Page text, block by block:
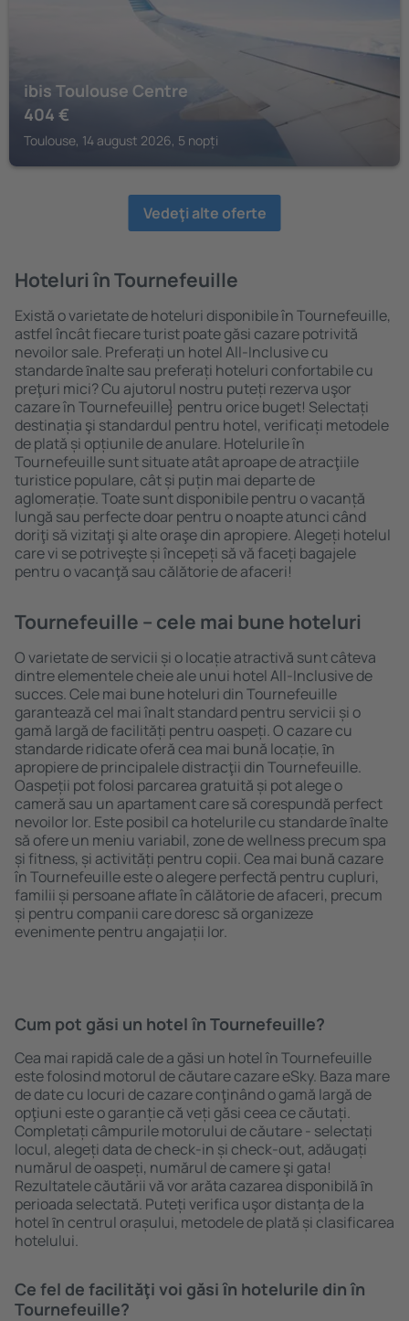
ibis Toulouse Centre
404 €
Toulouse, 14 august 2026, 5 nopți
Vedeţi alte oferte
Hoteluri în Tournefeuille
Există o varietate de hoteluri disponibile în Tournefeuille,
astfel încât fiecare turist poate găsi cazare potrivită
nevoilor sale. Preferați un hotel All-Inclusive cu
standarde ȋnalte sau preferați hoteluri confortabile cu
preţuri mici? Cu ajutorul nostru puteți rezerva uşor
cazare în Tournefeuille} pentru orice buget! Selectați
destinația şi standardul pentru hotel, verificați metodele
de plată și opțiunile de anulare. Hotelurile în
Tournefeuille sunt situate atât aproape de atracţiile
turistice populare, cât și puțin mai departe de
aglomerație. Toate sunt disponibile pentru o vacanță
lungă sau perfecte doar pentru o noapte atunci când
doriţi să vizitaţi şi alte oraşe din apropiere. Alegeți hotelul
care vi se potriveşte și începeți să vă faceți bagajele
pentru o vacanţă sau călătorie de afaceri!
Tournefeuille – cele mai bune hoteluri
O varietate de servicii și o locație atractivă sunt câteva
dintre elementele cheie ale unui hotel All-Inclusive de
succes. Cele mai bune hoteluri din Tournefeuille
garantează cel mai înalt standard pentru servicii și o
gamă largă de facilități pentru oaspeți. O cazare cu
standarde ridicate oferă cea mai bună locație, ȋn
apropiere de principalele distracţii din Tournefeuille.
Oaspeții pot folosi parcarea gratuită și pot alege o
cameră sau un apartament care să corespundă perfect
nevoilor lor. Este posibil ca hotelurile cu standarde ȋnalte
să ofere un meniu variabil, zone de wellness precum spa
și fitness, și activități pentru copii. Cea mai bună cazare
în Tournefeuille este o alegere perfectă pentru cupluri,
familii și persoane aflate în călătorie de afaceri, precum
și pentru companii care doresc să organizeze
evenimente pentru angajații lor.
Cum pot găsi un hotel în Tournefeuille?
Cea mai rapidă cale de a găsi un hotel în Tournefeuille
este folosind motorul de căutare cazare eSky. Baza mare
de date cu locuri de cazare conţinând o gamă largă de
opţiuni este o garanție că veți găsi ceea ce căutați.
Completați câmpurile motorului de căutare - selectați
locul, alegeți data de check-in și check-out, adăugați
numărul de oaspeți, numărul de camere şi gata!
Rezultatele căutării vă vor arăta cazarea disponibilă ȋn
perioada selectată. Puteți verifica uşor distanța de la
hotel ȋn centrul orașului, metodele de plată și clasificarea
hotelului.
Ce fel de facilităţi voi găsi ȋn hotelurile din în
Tournefeuille?